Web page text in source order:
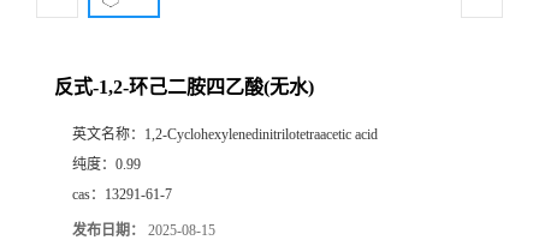
反式-1,2-环己二胺四乙酸(无水)
英文名称： 1,2-Cyclohexylenedinitrilotetraacetic acid
纯度： 0.99
cas： 13291-61-7
发布日期： 2025-08-15